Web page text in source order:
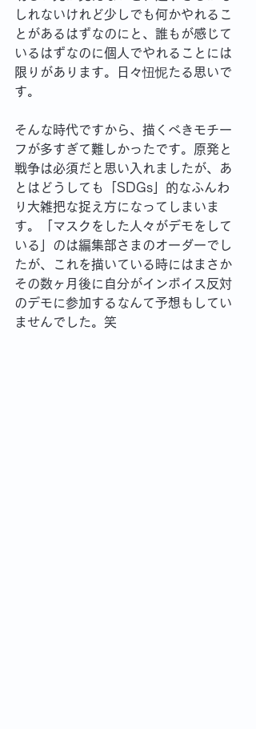
しれないけれど少しでも何かやれるこ
とがあるはずなのにと、誰もが感じて
いるはずなのに個人でやれることには
限りがあります。日々忸怩たる思いで
す。
そんな時代ですから、描くべきモチー
フが多すぎて難しかったです。原発と
戦争は必須だと思い入れましたが、あ
とはどうしても「SDGs」的なふんわ
り大雑把な捉え方になってしまいま
す。「マスクをした人々がデモをして
いる」のは編集部さまのオーダーでし
たが、これを描いている時にはまさか
その数ヶ月後に自分がインボイス反対
のデモに参加するなんて予想もしてい
ませんでした。笑